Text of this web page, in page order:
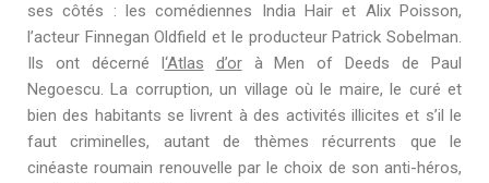
ses côtés : les comédiennes India Hair et Alix Poisson,
l’acteur Finnegan Oldfield et le producteur Patrick Sobelman.
Ils ont décerné l‘Atlas d’oràMen of Deeds de
Paul
Negoescu. La corruption, un village où le maire, le curé et
bien des habitants se livrent à des activités illicites et s’il le
faut criminelles, autant de thèmes récurrents que le
cinéaste roumain renouvelle par le choix de son anti-héros,